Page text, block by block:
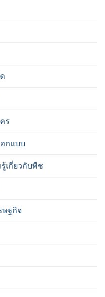
ร
กแบบ
เกี่ยวกับพืช
ษฐกิจ